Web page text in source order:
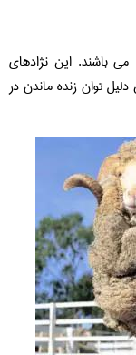
باشند. این نژادهای
توان زنده ماندن در